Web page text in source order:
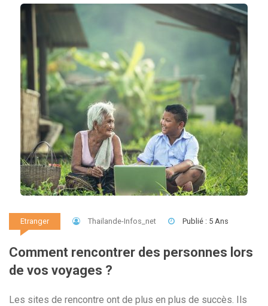
Etranger Thailande-Infos_net Publié : 5 Ans
Comment rencontrer des personnes lors
de vos voyages ?
Les sites de rencontre ont de plus en plus de succès. Ils